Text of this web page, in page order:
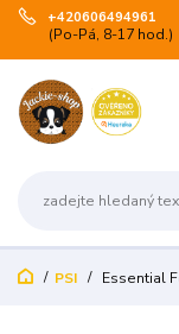
+420606494961
(Po-Pá, 8-17 hod.)
PSI Essential